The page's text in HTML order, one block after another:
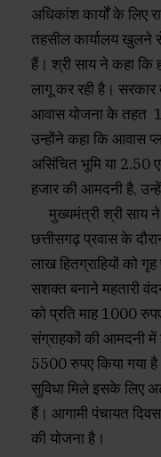
अधिकांश कार्यों के लिए
तहसील कार्यालय खुलने
हैं। श्री साय ने कहा कि
लागू कर रही है। सरकार
आवास योजना के तहत
उन्होंने कहा कि आवास
असिंचित भूमि या 2.50
हजार की आमदनी है,
मुख्यमंत्री श्री साय ने
छत्तीसगढ़ प्रवास के
लाख हितग्राहियों को
सशक्त बनाने महतारी
को प्रति माह 1000
संग्राहकों की आमदनी में
5500 रुपए किया गया
सुविधा मिले इसके लिए
हैं। आगामी पंचायत
की योजना है।